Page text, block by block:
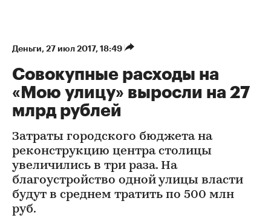
Деньги⁠, 27 июл 2017, 18:49
Совокупные расходы на
«Мою улицу» выросли на 27
млрд рублей
Затраты городского бюджета на
реконструкцию центра столицы
увеличились в три раза. На
благоустройство одной улицы власти
будут в среднем тратить по 500 млн
руб.